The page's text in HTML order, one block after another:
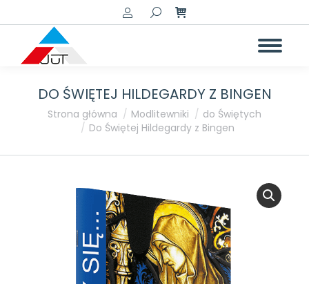
Szukaj:
DO ŚWIĘTEJ HILDEGARDY Z BINGEN
Jesteś tutaj:
Strona główna Modlitewniki
do Świętych
Do Świętej Hildegardy z Bingen